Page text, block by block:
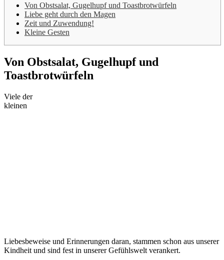
Von Obstsalat, Gugelhupf und Toastbrotwürfeln
Liebe geht durch den Magen
Zeit und Zuwendung!
Kleine Gesten
Von Obstsalat, Gugelhupf und
Toastbrotwürfeln
Viele der
kleinen
Liebesbeweise und Erinnerungen daran, stammen schon aus unserer
Kindheit und sind fest in unserer Gefühlswelt verankert.